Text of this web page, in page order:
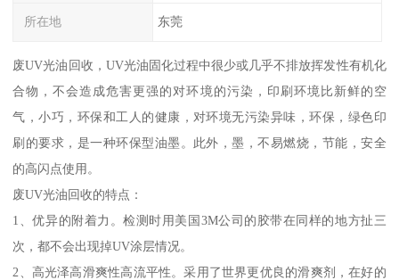
所在地 东莞
废UV光油回收，UV光油固化过程中很少或几乎不排放挥发性有机化
合物，不会造成危害更强的对环境的污染，印刷环境比新鲜的空
气，小巧，环保和工人的健康，对环境无污染异味，环保，绿色印
刷的要求，是一种环保型油墨。此外，墨，不易燃烧，节能，安全
的高闪点使用。
废UV光油回收的特点：
1、优异的附着力。检测时用美国3M公司的胶带在同样的地方扯三
次，都不会出现掉UV涂层情况。
2、高光泽高滑爽性高流平性。采用了世界更优良的滑爽剂，在好的